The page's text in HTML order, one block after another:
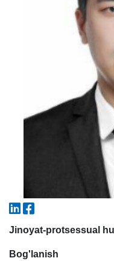
Jinoyat-protsessual
Bog'lanish
1. Hujjatlar (bakalavr) (5)
5. To'lov-kontrakt (2)
9. Magistratura kvotasi (4)